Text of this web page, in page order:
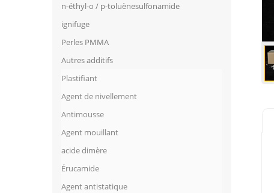
n-éthyl-o / p-toluènesulfonamide
ignifuge
Perles PMMA
Autres additifs
Plastifiant
Agent de nivellement
Antimousse
Agent mouillant
acide dimère
Érucamide
Agent antistatique